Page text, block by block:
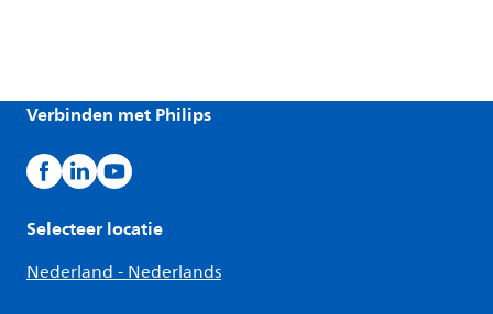
Verbinden met Philips
Selecteer locatie
Nederland - Nederlands